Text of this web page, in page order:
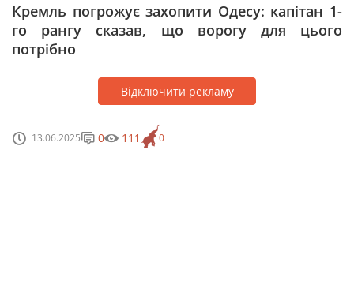
Кремль погрожує захопити Одесу: капітан 1-
го рангу сказав, що ворогу для цього
потрібно
Відключити рекламу
13.06.2025 0
0 111